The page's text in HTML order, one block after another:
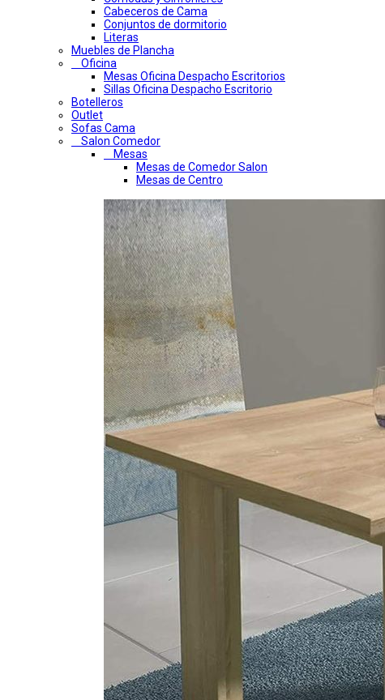
Cabeceros de Cama
Conjuntos de dormitorio
Literas
Muebles de Plancha
Oficina
Mesas Oficina Despacho Escritorios
Sillas Oficina Despacho Escritorio
Botelleros
Outlet
Sofas Cama
Salon Comedor
Mesas
Mesas de Comedor Salon
Mesas de Centro